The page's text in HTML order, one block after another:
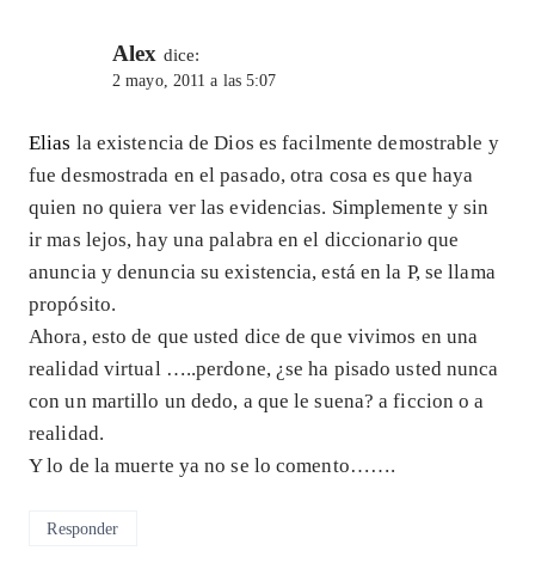
Alex dice:
2 mayo, 2011 a las 5:07
Elias la existencia de Dios es facilmente demostrable y
fue desmostrada en el pasado, otra cosa es que haya
quien no quiera ver las evidencias. Simplemente y sin
ir mas lejos, hay una palabra en el diccionario que
anuncia y denuncia su existencia, está en la P, se llama
propósito.
Ahora, esto de que usted dice de que vivimos en una
realidad virtual …..perdone, ¿se ha pisado usted nunca
con un martillo un dedo, a que le suena? a ficcion o a
realidad.
Y lo de la muerte ya no se lo comento…….
Responder